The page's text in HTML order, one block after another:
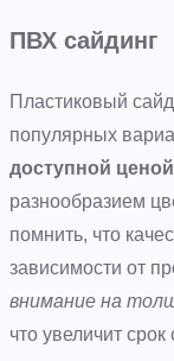
ПВХ сайдинг
Пластиковый
популярных
доступной ценой
разнообразием
помнить, что
зависимости от
внимание на
что увеличит